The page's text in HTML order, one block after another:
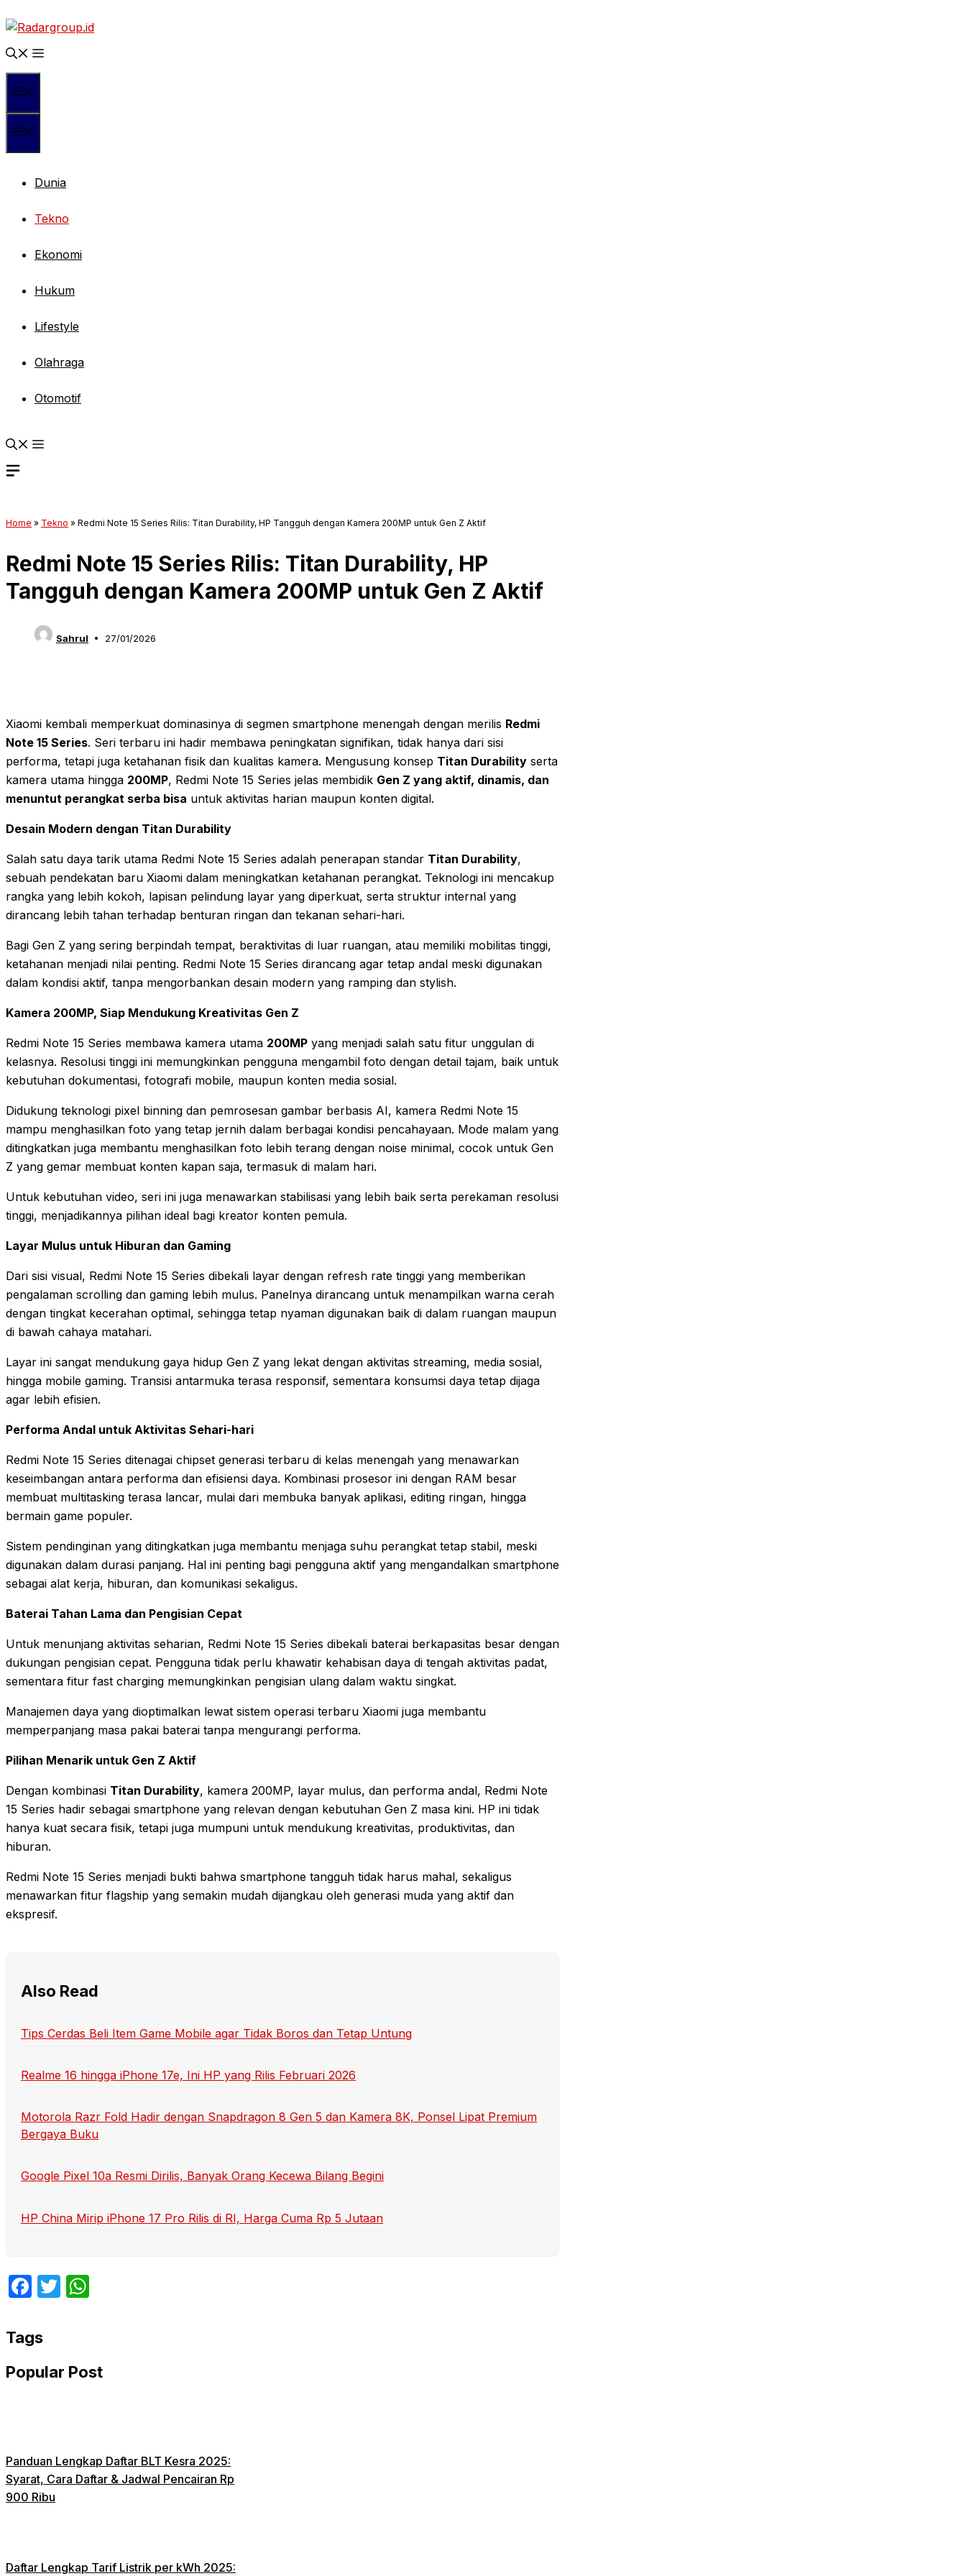
ke
isi
Dunia
Tekno
Ekonomi
Hukum
Lifestyle
Olahraga
Otomotif
Home » Tekno » Redmi Note 15 Series Rilis: Titan Durability, HP Tangguh dengan Kamera 200MP untuk Gen Z Aktif
Redmi Note 15 Series Rilis: Titan Durability, HP
Tangguh dengan Kamera 200MP untuk Gen Z Aktif
Sahrul 27/01/2026
Xiaomi kembali memperkuat dominasinya di segmen smartphone menengah dengan merilis Redmi
Note 15 Series. Seri terbaru ini hadir membawa peningkatan signifikan, tidak hanya dari sisi
performa, tetapi juga ketahanan fisik dan kualitas kamera. Mengusung konsep Titan Durability serta
kamera utama hingga 200MP, Redmi Note 15 Series jelas membidik Gen Z yang aktif, dinamis, dan
menuntut perangkat serba bisa untuk aktivitas harian maupun konten digital.
Desain Modern dengan Titan Durability
Salah satu daya tarik utama Redmi Note 15 Series adalah penerapan standar Titan Durability,
sebuah pendekatan baru Xiaomi dalam meningkatkan ketahanan perangkat. Teknologi ini mencakup
rangka yang lebih kokoh, lapisan pelindung layar yang diperkuat, serta struktur internal yang
dirancang lebih tahan terhadap benturan ringan dan tekanan sehari-hari.
Bagi Gen Z yang sering berpindah tempat, beraktivitas di luar ruangan, atau memiliki mobilitas tinggi,
ketahanan menjadi nilai penting. Redmi Note 15 Series dirancang agar tetap andal meski digunakan
dalam kondisi aktif, tanpa mengorbankan desain modern yang ramping dan stylish.
Kamera 200MP, Siap Mendukung Kreativitas Gen Z
Redmi Note 15 Series membawa kamera utama 200MP yang menjadi salah satu fitur unggulan di
kelasnya. Resolusi tinggi ini memungkinkan pengguna mengambil foto dengan detail tajam, baik untuk
kebutuhan dokumentasi, fotografi mobile, maupun konten media sosial.
Didukung teknologi pixel binning dan pemrosesan gambar berbasis AI, kamera Redmi Note 15
mampu menghasilkan foto yang tetap jernih dalam berbagai kondisi pencahayaan. Mode malam yang
ditingkatkan juga membantu menghasilkan foto lebih terang dengan noise minimal, cocok untuk Gen
Z yang gemar membuat konten kapan saja, termasuk di malam hari.
Untuk kebutuhan video, seri ini juga menawarkan stabilisasi yang lebih baik serta perekaman resolusi
tinggi, menjadikannya pilihan ideal bagi kreator konten pemula.
Layar Mulus untuk Hiburan dan Gaming
Dari sisi visual, Redmi Note 15 Series dibekali layar dengan refresh rate tinggi yang memberikan
pengalaman scrolling dan gaming lebih mulus. Panelnya dirancang untuk menampilkan warna cerah
dengan tingkat kecerahan optimal, sehingga tetap nyaman digunakan baik di dalam ruangan maupun
di bawah cahaya matahari.
Layar ini sangat mendukung gaya hidup Gen Z yang lekat dengan aktivitas streaming, media sosial,
hingga mobile gaming. Transisi antarmuka terasa responsif, sementara konsumsi daya tetap dijaga
agar lebih efisien.
Performa Andal untuk Aktivitas Sehari-hari
Redmi Note 15 Series ditenagai chipset generasi terbaru di kelas menengah yang menawarkan
keseimbangan antara performa dan efisiensi daya. Kombinasi prosesor ini dengan RAM besar
membuat multitasking terasa lancar, mulai dari membuka banyak aplikasi, editing ringan, hingga
bermain game populer.
Sistem pendinginan yang ditingkatkan juga membantu menjaga suhu perangkat tetap stabil, meski
digunakan dalam durasi panjang. Hal ini penting bagi pengguna aktif yang mengandalkan smartphone
sebagai alat kerja, hiburan, dan komunikasi sekaligus.
Baterai Tahan Lama dan Pengisian Cepat
Untuk menunjang aktivitas seharian, Redmi Note 15 Series dibekali baterai berkapasitas besar dengan
dukungan pengisian cepat. Pengguna tidak perlu khawatir kehabisan daya di tengah aktivitas padat,
sementara fitur fast charging memungkinkan pengisian ulang dalam waktu singkat.
Manajemen daya yang dioptimalkan lewat sistem operasi terbaru Xiaomi juga membantu
memperpanjang masa pakai baterai tanpa mengurangi performa.
Pilihan Menarik untuk Gen Z Aktif
Dengan kombinasi Titan Durability, kamera 200MP, layar mulus, dan performa andal, Redmi Note
15 Series hadir sebagai smartphone yang relevan dengan kebutuhan Gen Z masa kini. HP ini tidak
hanya kuat secara fisik, tetapi juga mumpuni untuk mendukung kreativitas, produktivitas, dan
hiburan.
Redmi Note 15 Series menjadi bukti bahwa smartphone tangguh tidak harus mahal, sekaligus
menawarkan fitur flagship yang semakin mudah dijangkau oleh generasi muda yang aktif dan
ekspresif.
Also Read
Tips Cerdas Beli Item Game Mobile agar Tidak Boros dan Tetap Untung
Realme 16 hingga iPhone 17e, Ini HP yang Rilis Februari 2026
Motorola Razr Fold Hadir dengan Snapdragon 8 Gen 5 dan Kamera 8K, Ponsel Lipat Premium
Bergaya Buku
Google Pixel 10a Resmi Dirilis, Banyak Orang Kecewa Bilang Begini
HP China Mirip iPhone 17 Pro Rilis di RI, Harga Cuma Rp 5 Jutaan
Facebook
Twitter
Tags
Popular Post
Panduan Lengkap Daftar BLT Kesra 2025:
Syarat, Cara Daftar & Jadwal Pencairan Rp
900 Ribu
Daftar Lengkap Tarif Listrik per kWh 2025: